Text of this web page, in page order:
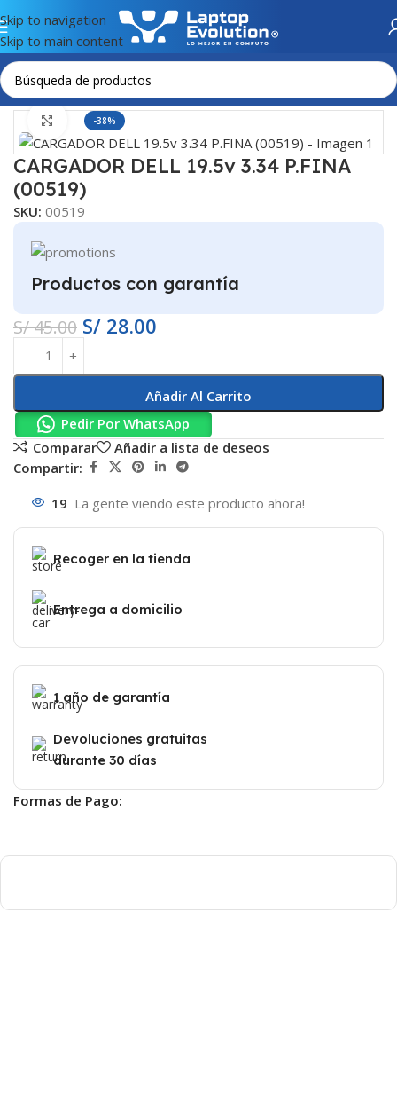
Skip to navigation
Skip to main content
Inicio CARGADORES DELL
-38%
Haga Click para agrandar
CARGADOR DELL 19.5v 3.34 P.FINA
(00519)
SKU: 00519
Productos con garantía
S/45.00 S/ 28.00
Añadir Al Carrito
Pedir Por WhatsApp
Comparar
Añadir a lista de deseos
Compartir:
19 La gente viendo este producto ahora!
Recoger en la tienda
Entrega a domicilio
1 año de garantía
Devoluciones gratuitas
durante 30 días
Formas de Pago: